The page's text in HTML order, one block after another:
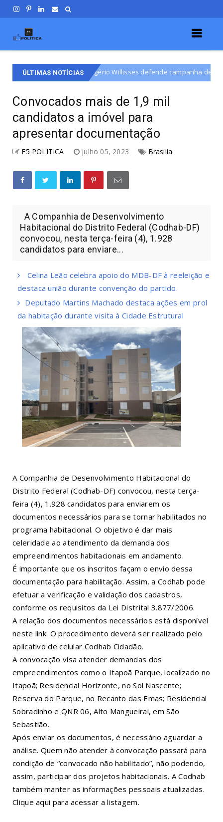
ÚLTIMAS NOTÍCIAS
Rogério Willisses defende campanha de respeito e diálogo na
Convocados mais de 1,9 mil
candidatos a imóvel para
apresentar documentação
F5 POLITICA julho 05, 2023 Brasilia
A Companhia de Desenvolvimento
Habitacional do Distrito Federal (Codhab-DF)
convocou, nesta terça-feira (4), 1.928
candidatos para enviare...
Celina Leão celebra apoio do MDB-DF à reeleição e
destaca união durante convenção do partido.
Deputado Martins Machado destaca ações em prol
da habitação durante visita à Cidade Estrutural
A Companhia de Desenvolvimento Habitacional do
Distrito Federal (Codhab-DF) convocou, nesta terça-
feira (4), 1.928 candidatos para enviarem os
documentos necessários para se tornar habilitados no
programa habitacional. O objetivo é dar mais
celeridade ao atendimento da demanda dos
empreendimentos habitacionais em andamento.
É importante que os inscritos façam o envio dessa
documentação para habilitação. Assim, a Codhab pode
efetuar a verificação e validação dos cadastros,
conforme os requisitos da Lei Distrital 3.877/2006.
A relação dos documentos necessários está disponível
neste link. O procedimento deverá ser realizado pelo
aplicativo de celular Codhab Cidadão.
A convocação visa atender demandas dos
empreendimentos como o Itapoã Parque, localizado no
Itapoã; Residencial Horizonte, no Sol Nascente;
Reserva do Parque, no Recanto das Emas; Residencial
Sobradinho e QNR 06, Alto Mangueiral, em São
Sebastião.
Após enviar os documentos, é necessário aguardar a
análise. Quem não atender à convocação passará para
condição de “convocado não habilitado”, não podendo,
assim, participar dos projetos habitacionais. A Codhab
também manter as informações pessoais atualizadas.
Clique aqui para acessar a listagem.